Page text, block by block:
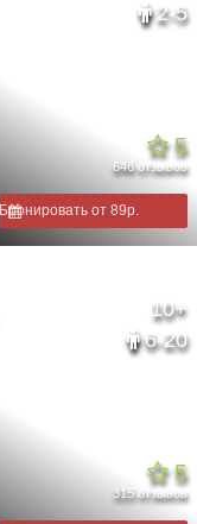
2-5
5
646 отзывов
Бронировать от 89р.
10+
6-20
5
315 отзывов